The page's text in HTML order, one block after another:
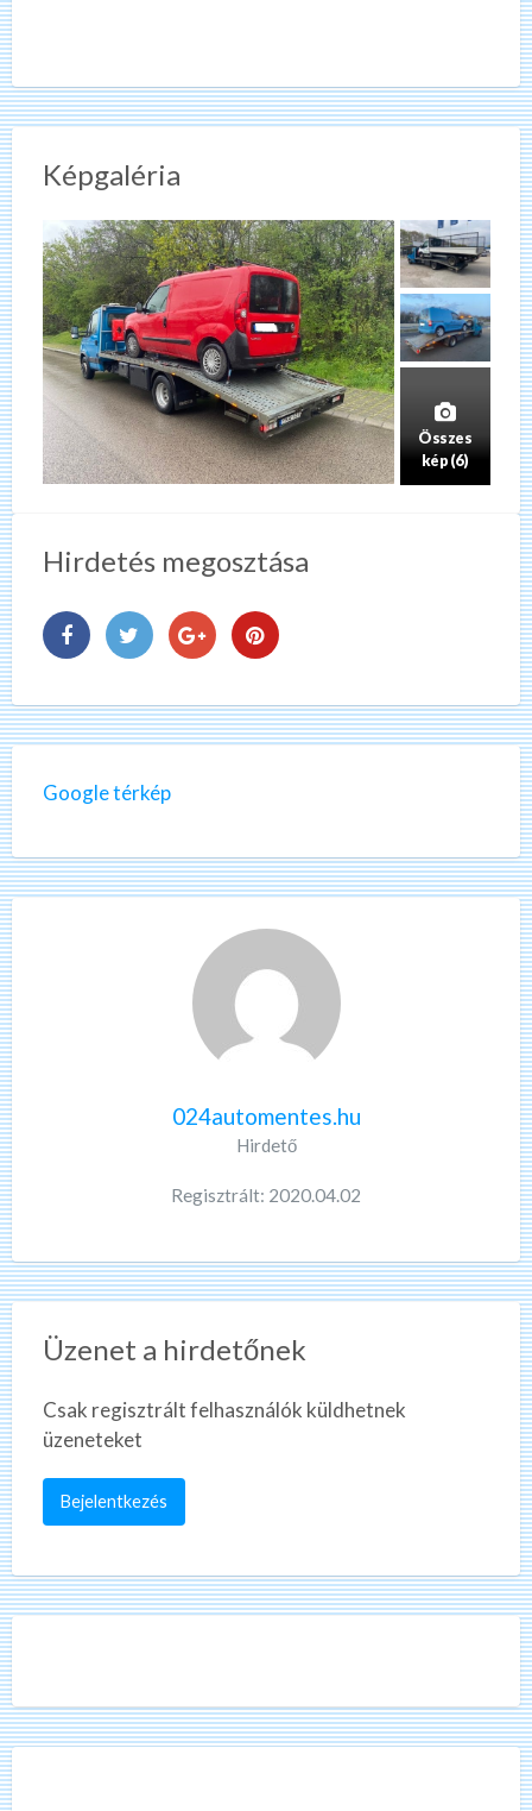
Képgaléria
Összes
kép (6)
Hirdetés megosztása
Google térkép
024automentes.hu
Hirdető
Regisztrált: 2020.04.02
Üzenet a hirdetőnek
Csak regisztrált felhasználók küldhetnek
üzeneteket
Bejelentkezés